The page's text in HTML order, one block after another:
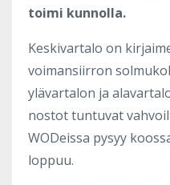
toimi kunnolla.
Keskivartalo on
voimansiirron
ylävartalon ja
nostot tuntuvat
WODeissa pysyy
loppuu.